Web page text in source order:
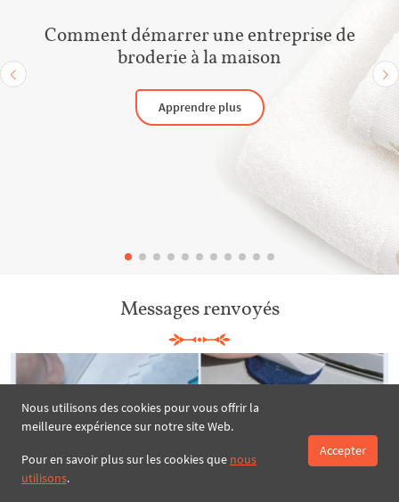
Comment démarrer une entreprise de
broderie à la maison
Apprendre plus
Messages renvoyés
Nous utilisons des cookies pour vous offrir la
meilleure expérience sur notre site Web.
Pour en savoir plus sur les cookies que nous
utilisons.
Accepter